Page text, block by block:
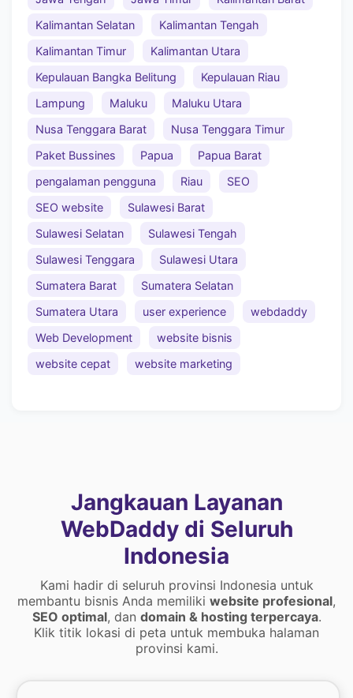
Kalimantan Selatan
Kalimantan Tengah
Kalimantan Timur
Kalimantan Utara
Kepulauan Bangka Belitung
Kepulauan Riau
Lampung
Maluku
Maluku Utara
Nusa Tenggara Barat
Nusa Tenggara Timur
Paket Bussines
Papua
Papua Barat
pengalaman pengguna
Riau
SEO
SEO website
Sulawesi Barat
Sulawesi Selatan
Sulawesi Tengah
Sulawesi Tenggara
Sulawesi Utara
Sumatera Barat
Sumatera Selatan
Sumatera Utara
user experience
webdaddy
Web Development
website bisnis
website cepat
website marketing
Jangkauan Layanan
WebDaddy di Seluruh
Indonesia
Kami hadir di seluruh provinsi Indonesia untuk
membantu bisnis Anda memiliki website profesional,
SEO optimal, dan domain & hosting terpercaya.
Klik titik lokasi di peta untuk membuka halaman
provinsi kami.